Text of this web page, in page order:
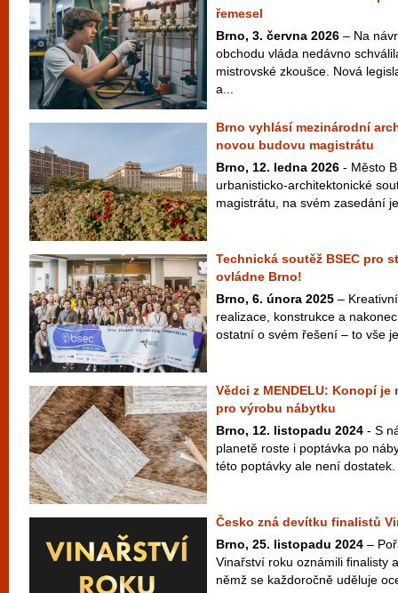
řemesel
Brno, 3. června 2026 – Na
obchodu vláda nedávno
mistrovské zkoušce. Nová
a...
Brno vyhlásí mezinárodní
novou budovu magistrátu
Brno, 12. ledna 2026 - Město
urbanisticko-architektonické
magistrátu, na svém zasedání
Technická soutěž BSEC pro
ovládne Brno!
Brno, 6. února 2025 –
realizace, konstrukce a
ostatní o svém řešení – to vše
Vědci z MENDELU: Konopí
pro výrobu nábytku
Brno, 12. listopadu 2024 - S
planetě roste i poptávka po
této poptávky ale není
Česko zná devítku finalistů
Brno, 25. listopadu 2024 –
Vinařství roku oznámili finalisty
němž se každoročně uděluje